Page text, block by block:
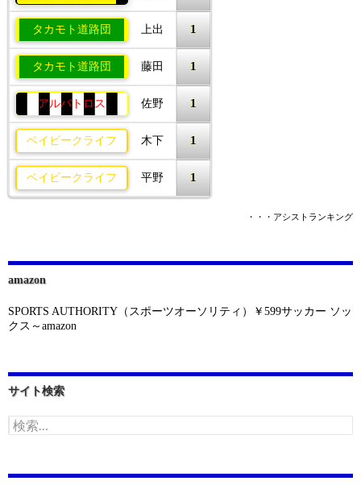
タカモト道路団 上出 1
タカモト道路団 藤田 1
アルバトロス 佐野 1
ベイビークライフ 木下 1
ベイビークライフ 平野 1
・・・アシストランキング
amazon
SPORTS AUTHORITY（スポーツオーソリティ）￥599サッカー ソッ
クス～amazon
サイト検索
検
索: